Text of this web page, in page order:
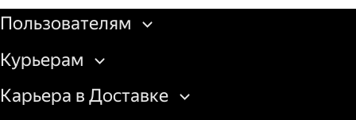
Пользователям
Курьерам
Карьера в Доставке